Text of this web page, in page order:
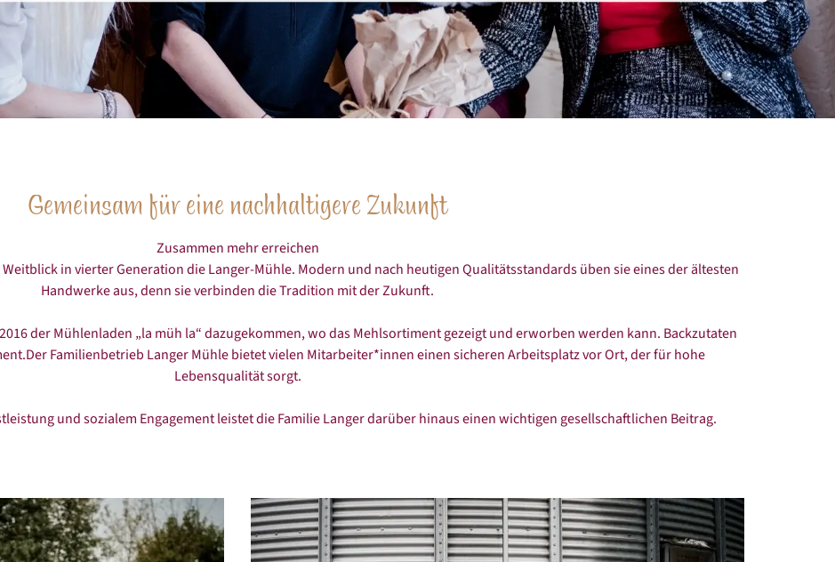
Gemeinsam für eine nachhaltigere Zukunft
Zusammen mehr erreichen
in vierter Generation die Langer-Mühle. Modern und nach heutigen Quali­täts­standards üben sie eines der ältesten
Handwerke aus, denn sie verbinden die Tradition mit der Zukunft.
der Mühlenladen „la müh la“ dazugekommen, wo das Mehlsortiment gezeigt und erworben werden kann. Backzutaten
Familienbetrieb Langer Mühle bietet vielen Mitarbeiter*innen einen sicheren Arbeitsplatz vor Ort, der für hohe
Lebensqualität sorgt.
und sozialem Engagement leistet die Familie Langer darüber hinaus einen wichtigen gesellschaftlichen Beitrag.
Größere
Bildversion
anzeigen